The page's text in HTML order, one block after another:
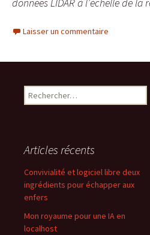
données LIDAR à l’échelle de la
Laisser un commentaire
Rechercher :
Articles récents
Convivialité et logiciel libre deux
ingrédients pour échapper aux
enfers
Mon royaume pour une IA en
localhost